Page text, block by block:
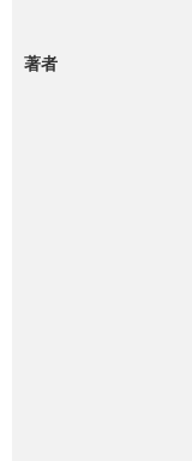
著者